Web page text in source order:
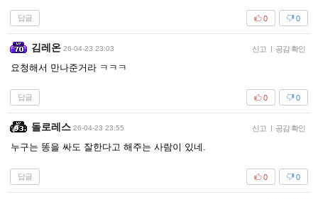
답글 0
0
김레온 26-04-23 23:03 신고 | 공감 확인
요청해서 만나준거라 ㅋㅋㅋ
답글 0
0
돌로레스 26-04-23 23:55 신고 | 공감 확인
누구는 똥을 싸도 잘한다고 해주는 사람이 있네.
답글 0
0